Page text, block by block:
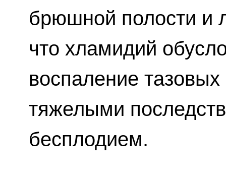
брюшной полости и
что хламидий
воспаление тазовых
тяжелыми
бесплодием.